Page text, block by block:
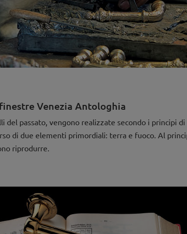
Venezia Antologhia
passato, vengono realizzate secondo i principi di
di due elementi primordiali: terra e fuoco. Al
riprodurre.